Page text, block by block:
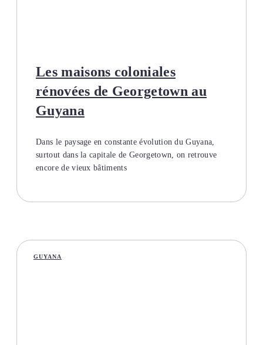
Les maisons coloniales
rénovées de Georgetown au
Guyana
Dans le paysage en constante évolution du Guyana,
surtout dans la capitale de Georgetown, on retrouve
encore de vieux bâtiments
GUYANA